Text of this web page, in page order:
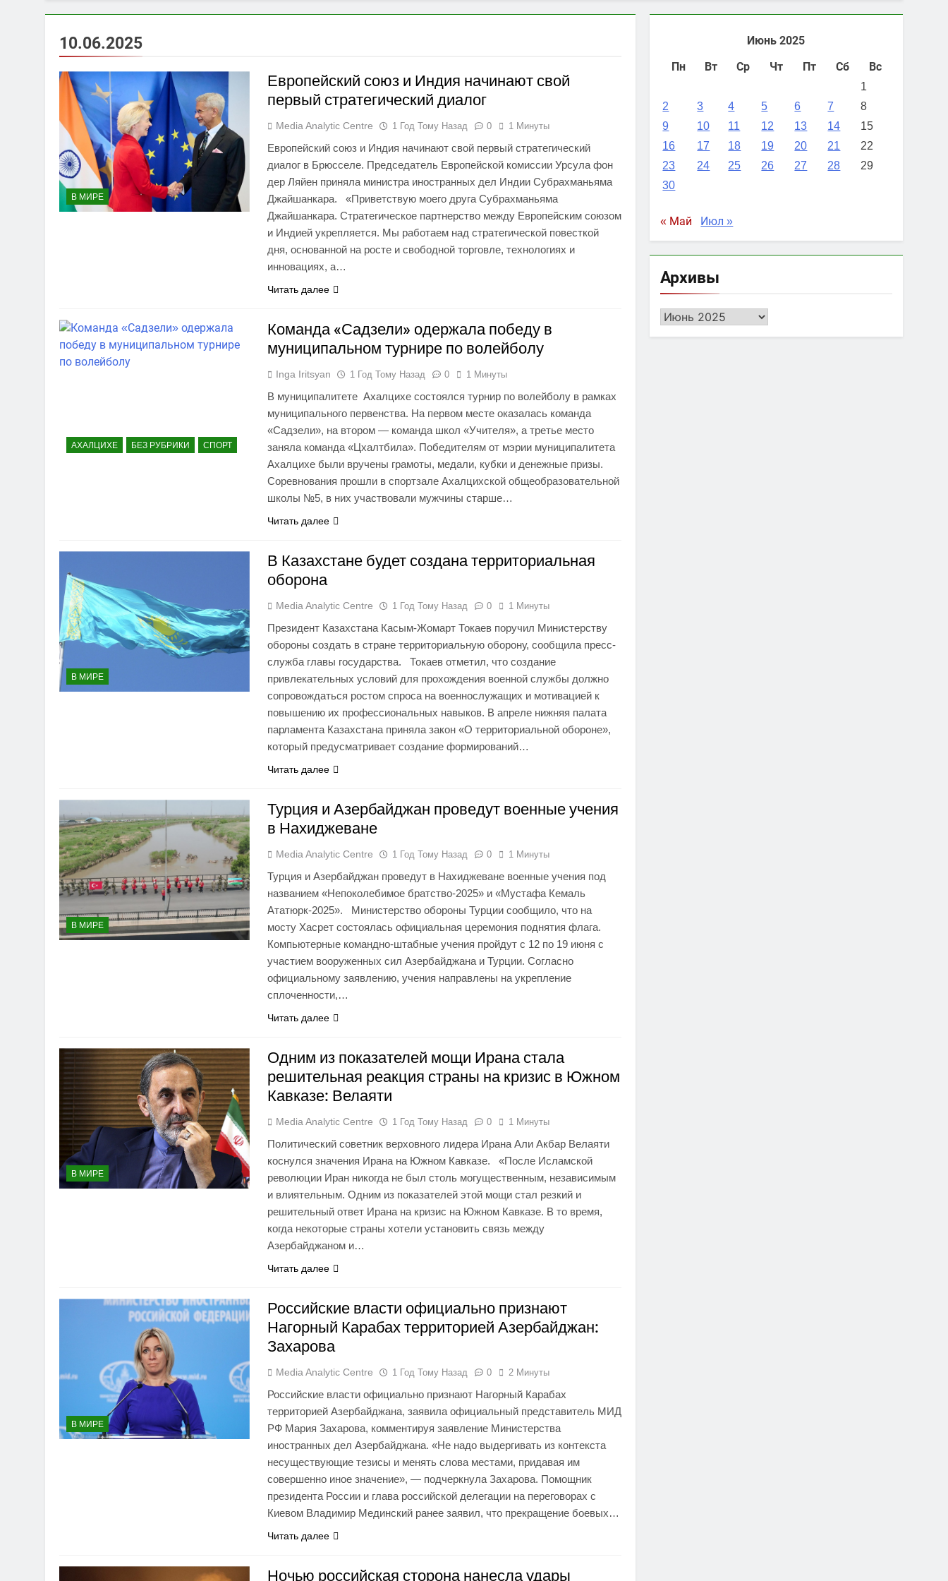
10.06.2025
В МИРЕ
Европейский союз и Индия начинают свой
первый стратегический диалог
Media Analytic Centre 1 Год Тому Назад 0 1 Минуты
Европейский союз и Индия начинают свой первый стратегический
диалог в Брюсселе. Председатель Европейской комиссии Урсула фон
дер Ляйен приняла министра иностранных дел Индии Субрахманьяма
Джайшанкара. «Приветствую моего друга Субрахманьяма
Джайшанкара. Стратегическое партнерство между Европейским союзом
и Индией укрепляется. Мы работаем над стратегической повесткой
дня, основанной на росте и свободной торговле, технологиях и
инновациях, а…
Читать далее
АХАЛЦИХЕ БЕЗ РУБРИКИ СПОРТ
Команда «Садзели» одержала победу в
муниципальном турнире по волейболу
Inga Iritsyan 1 Год Тому Назад 0 1 Минуты
В муниципалитете Ахалцихе состоялся турнир по волейболу в рамках
муниципального первенства. На первом месте оказалась команда
«Садзели», на втором — команда школ «Учителя», а третье место
заняла команда «Цхалтбила». Победителям от мэрии муниципалитета
Ахалцихе были вручены грамоты, медали, кубки и денежные призы.
Соревнования прошли в спортзале Ахалцихской общеобразовательной
школы №5, в них участвовали мужчины старше…
Читать далее
В МИРЕ
В Казахстане будет создана территориальная
оборона
Media Analytic Centre 1 Год Тому Назад 0 1 Минуты
Президент Казахстана Касым-Жомарт Токаев поручил Министерству
обороны создать в стране территориальную оборону, сообщила пресс-
служба главы государства. Токаев отметил, что создание
привлекательных условий для прохождения военной службы должно
сопровождаться ростом спроса на военнослужащих и мотивацией к
повышению их профессиональных навыков. В апреле нижняя палата
парламента Казахстана приняла закон «О территориальной обороне»,
который предусматривает создание формирований…
Читать далее
В МИРЕ
Турция и Азербайджан проведут военные учения
в Нахиджеване
Media Analytic Centre 1 Год Тому Назад 0 1 Минуты
Турция и Азербайджан проведут в Нахиджеване военные учения под
названием «Непоколебимое братство-2025» и «Мустафа Кемаль
Ататюрк-2025». Министерство обороны Турции сообщило, что на
мосту Хасрет состоялась официальная церемония поднятия флага.
Компьютерные командно-штабные учения пройдут с 12 по 19 июня с
участием вооруженных сил Азербайджана и Турции. Согласно
официальному заявлению, учения направлены на укрепление
сплоченности,…
Читать далее
В МИРЕ
Одним из показателей мощи Ирана стала
решительная реакция страны на кризис в Южном
Кавказе: Велаяти
Media Analytic Centre 1 Год Тому Назад 0 1 Минуты
Политический советник верховного лидера Ирана Али Акбар Велаяти
коснулся значения Ирана на Южном Кавказе. «После Исламской
революции Иран никогда не был столь могущественным, независимым
и влиятельным. Одним из показателей этой мощи стал резкий и
решительный ответ Ирана на кризис на Южном Кавказе. В то время,
когда некоторые страны хотели установить связь между
Азербайджаном и…
Читать далее
В МИРЕ
Российские власти официально признают
Нагорный Карабах территорией Азербайджан:
Захарова
Media Analytic Centre 1 Год Тому Назад 0 2 Минуты
Российские власти официально признают Нагорный Карабах
территорией Азербайджана, заявила официальный представитель МИД
РФ Мария Захарова, комментируя заявление Министерства
иностранных дел Азербайджана. «Не надо выдергивать из контекста
несуществующие тезисы и менять слова местами, придавая им
совершенно иное значение», — подчеркнула Захарова. Помощник
президента России и глава российской делегации на переговорах с
Киевом Владимир Мединский ранее заявил, что прекращение боевых…
Читать далее
Ночью российская сторона нанесла удары
Июнь 2025
Пн
Вт Ср Чт Пт Сб Вс
1
2
3 4 5 6 7
8
9
10 11 12 13 14
15
16
17 18 19 20 21
22
23
24 25 26 27 28
29
30
« Май Июл »
Архивы
Архивы